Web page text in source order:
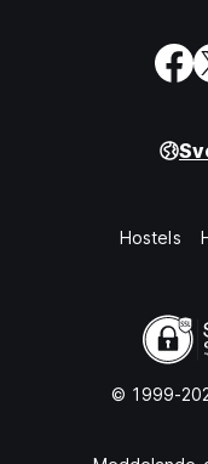
Hostels
© 1999-